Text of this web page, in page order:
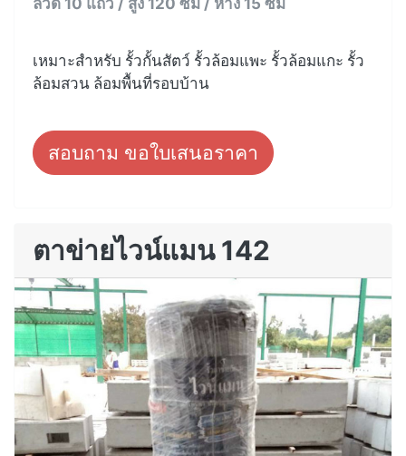
เหมาะสำหรับ รั้วกั้นสัตว์ รั้วล้อมแพะ รั้วล้อมแกะ รั้ว
ล้อมสวน ล้อมพื้นที่รอบบ้าน
สอบถาม ขอใบเสนอราคา
ตาข่ายไวน์แมน 142